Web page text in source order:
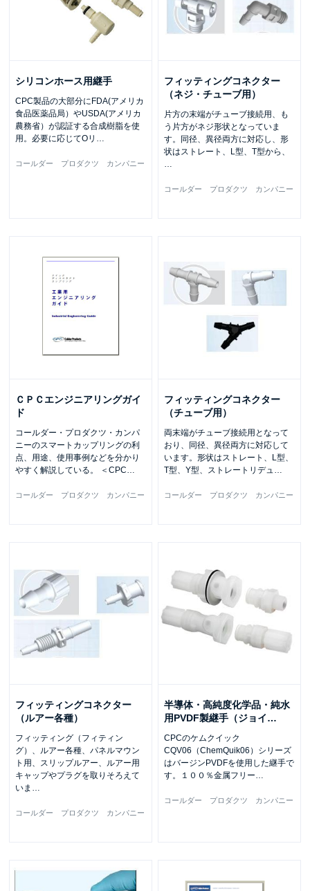
シリコンホース用継手
CPC製品の大部分にFDA(アメリカ
食品医薬品局）やUSDA(アメリカ
農務省）が認証する合成樹脂を使
用。必要に応じてOリ …
コールダー プロダクツ カンパニー
フィッティングコネクター
（ネジ・チューブ用）
片方の末端がチューブ接続用、も
う片方がネジ形状となっていま
す。同径、異径両方に対応し、形
状はストレート、L型、T型から、
…
コールダー プロダクツ カンパニー
ＣＰＣエンジニアリングガイ
ド
コールダー・プロダクツ・カンパ
ニーのスマートカップリングの利
点、用途、使用事例などを分かり
やすく解説している。 ＜CPC
コールダー プロダクツ カンパニー
フィッティングコネクター
（チューブ用）
両末端がチューブ接続用となって
おり、同径、異径両方に対応して
います。形状はストレート、L型、
T型、Y型、ストレートリデュ
コールダー プロダクツ カンパニー
フィッティングコネクター
（ルアー各種）
フィッティング（フィティン
グ）、ルアー各種、パネルマウン
ト用、スリップルアー、ルアー用
キャップやプラグを取りそろえて
いま …
コールダー プロダクツ カンパニー
半導体・高純度化学品・純水
用PVDF製継手（ジョイ…
CPCのケムクイック
CQV06（ChemQuik06）シリーズ
はバージンPVDFを使用した継手で
す。１００％金属フリー…
コールダー プロダクツ カンパニー